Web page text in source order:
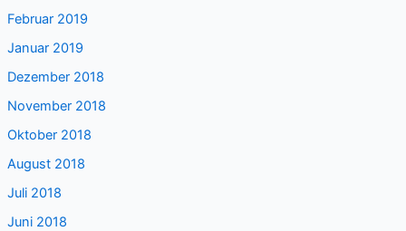
Februar 2019
Januar 2019
Dezember 2018
November 2018
Oktober 2018
August 2018
Juli 2018
Juni 2018